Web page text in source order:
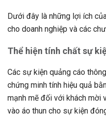
Dưới đây là những lợi ích
cho doanh nghiệp và các
Thể hiện tính chất sự
Các sự kiện quảng cáo
chứng minh tính hiệu quả
mạnh mẽ đối với khách mời
vào áo thun cho sự kiện